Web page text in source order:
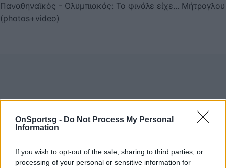
OnSportsg - Do Not Process My Personal
Information
If you wish to opt-out of the sale, sharing to third parties, or
processing of your personal or sensitive information for
Παναθηναϊκός - Ολυμπιακός: Το φινάλε είχε... Μήτρογλου
(photos+video)